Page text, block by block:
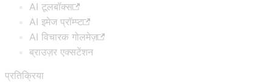
AI टूलबॉक्स
AI इमेज प्रॉम्प्ट
AI विचारक गोलमेज़
ब्राउज़र एक्सटेंशन
प्रतिक्रिया